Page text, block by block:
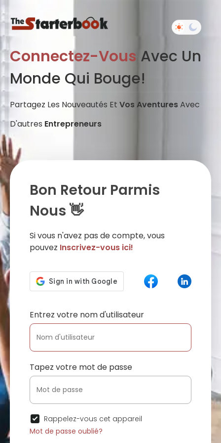
Connectez-Vous Avec Un
Monde Qui Bouge!
Partagez Les Nouveautés Et Vos AventuresAvec
D'autres Entrepreneurs
Bon Retour Parmis
Nous 👋
Si vous n'avez pas de compte, vous
pouvez Inscrivez-vous ici!
Entrez votre nom d'utilisateur
Tapez votre mot de passe
Rappelez-vous cet appareil
Mot de passe oublié?